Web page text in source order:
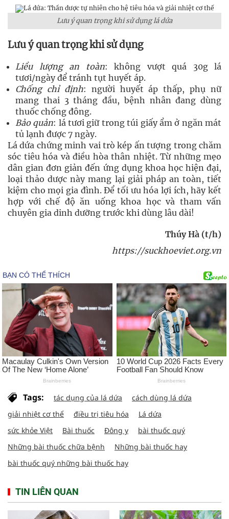
Lưu ý quan trọng khi sử dụng lá dứa
Lưu ý quan trọng khi sử dụng
Liều lượng an toàn: không vượt quá 30g lá
tươi/ngày để tránh tụt huyết áp.
Chống chỉ định: người huyết áp thấp, phụ nữ
mang thai 3 tháng đầu, bệnh nhân đang dùng
thuốc chống đông.
Bảo quản: lá tươi giữ trong túi giấy ẩm ở ngăn mát
tủ lạnh được 7 ngày.
Lá dứa chứng minh vai trò kép ấn tượng trong chăm
sóc tiêu hóa và điều hòa thân nhiệt. Từ những mẹo
dân gian đơn giản đến ứng dụng khoa học hiện đại,
loại thảo dược này mang lại giải pháp an toàn, tiết
kiệm cho mọi gia đình. Để tối ưu hóa lợi ích, hãy kết
hợp với chế độ ăn uống khoa học và tham vấn
chuyên gia dinh dưỡng trước khi dùng lâu dài!
Thúy Hà (t/h)
https://suckhoeviet.org.vn
Tags: tác dụng của lá dứa
cách dùng lá dứa
giải nhiệt cơ thể
điều trị tiêu hóa
Lá dứa
sức khỏe Việt
Bài thuốc Đông y
bài thuốc quý
Những bài thuốc chữa bệnh
Những bài thuốc hay
bài thuốc quý những bài thuốc hay
TIN LIÊN QUAN